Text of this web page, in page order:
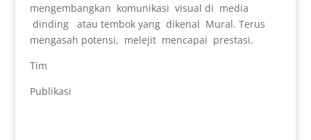
mengembangkan komunikasi visual di media
dinding atau tembok yang dikenal Mural. Terus
mengasah potensi, melejit mencapai prestasi.
Tim
Publikasi